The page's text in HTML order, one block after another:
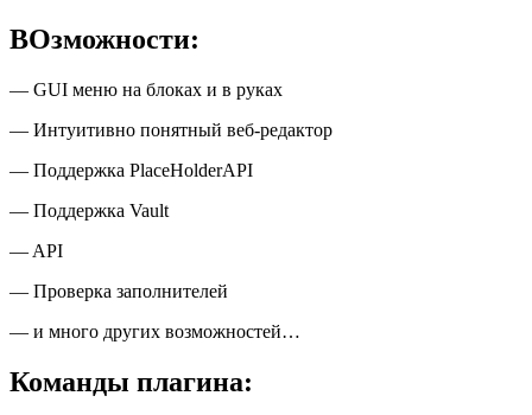
ВОзможности:
— GUI меню на блоках и в руках
— Интуитивно понятный веб-редактор
— Поддержка PlaceHolderAPI
— Поддержка Vault
— API
— Проверка заполнителей
— и много других возможностей…
Команды плагина: